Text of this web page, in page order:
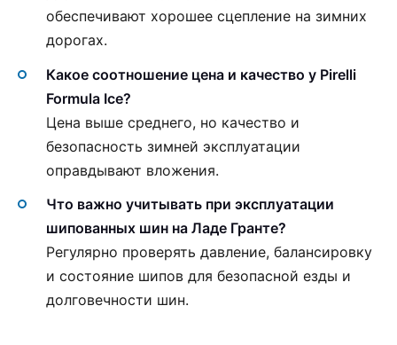
обеспечивают хорошее сцепление на зимних
дорогах.
Какое соотношение цена и качество у Pirelli
Formula Ice?
Цена выше среднего, но качество и
безопасность зимней эксплуатации
оправдывают вложения.
Что важно учитывать при эксплуатации
шипованных шин на Ладе Гранте?
Регулярно проверять давление, балансировку
и состояние шипов для безопасной езды и
долговечности шин.